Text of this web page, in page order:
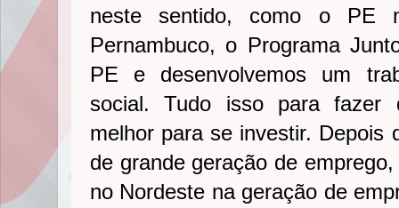
neste sentido, como o PE
Pernambuco, o Programa
PE e desenvolvemos um
social. Tudo isso para fazer
melhor para se investir. Depois
de grande geração de
no Nordeste na geração de